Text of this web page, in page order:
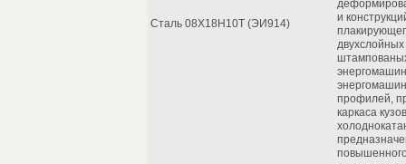
Сталь 08Х18Н10Т (ЭИ914)
и
профилей,
каркаса